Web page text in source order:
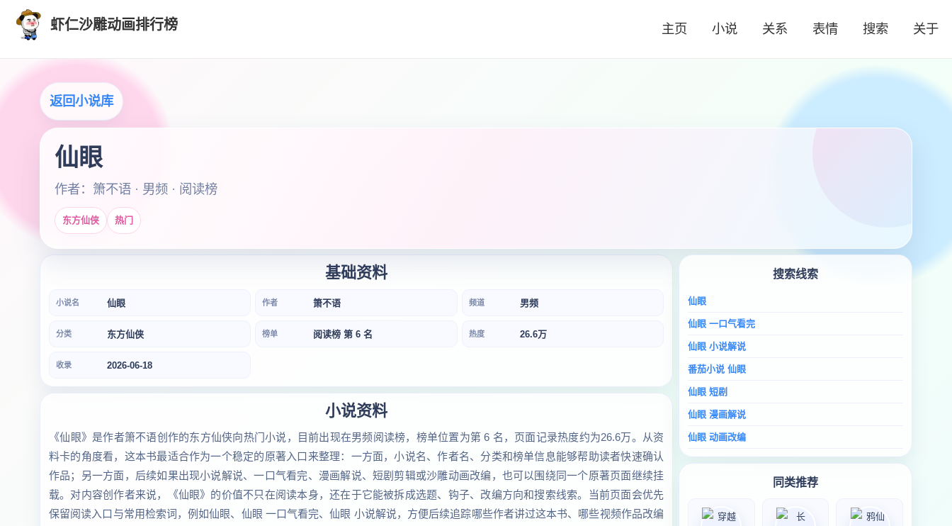
虾仁沙雕动画排行榜 主页 小说 关系 表情 搜索 关于
返回小说库
仙眼
作者：箫不语 · 男频 · 阅读榜
东方仙侠 热门
基础资料
小说名 仙眼 作者 箫不语 频道 男频
分类 东方仙侠 榜单 阅读榜 第 6 名 热度 26.6万
收录 2026-06-18
小说资料
《仙眼》是作者箫不语创作的东方仙侠向热门小说，目前出现在男频阅读榜，榜单位置为第 6 名，页面记录热度约为26.6万。从资
料卡的角度看，这本书最适合作为一个稳定的原著入口来整理：一方面，小说名、作者名、分类和榜单信息能够帮助读者快速确认
作品；另一方面，后续如果出现小说解说、一口气看完、漫画解说、短剧剪辑或沙雕动画改编，也可以围绕同一个原著页面继续挂
载。对内容创作者来说，《仙眼》的价值不只在阅读本身，还在于它能被拆成选题、钩子、改编方向和搜索线索。当前页面会优先
保留阅读入口与常用检索词，例如仙眼、仙眼 一口气看完、仙眼 小说解说，方便后续追踪哪些作者讲过这本书、哪些视频作品改编
搜索线索
仙眼
仙眼 一口气看完
仙眼 小说解说
番茄小说 仙眼
仙眼 短剧
仙眼 漫画解说
仙眼 动画改编
同类推荐